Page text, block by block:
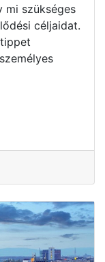
mi szükséges
céljaidat.